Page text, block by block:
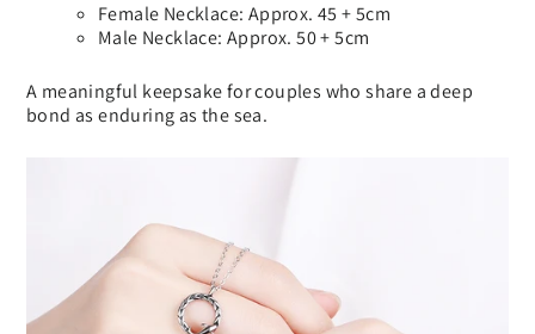
Female Necklace: Approx. 45 + 5cm
Male Necklace: Approx. 50 + 5cm
A meaningful keepsake for couples who share a deep
bond as enduring as the sea.